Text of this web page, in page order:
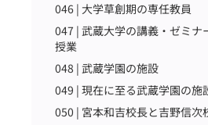
046 | 大学草創期の専任教員
047 | 武蔵大学の講義・ゼミナ
授業
048 | 武蔵学園の施設
049 | 現在に至る武蔵学園の施
050 | 宮本和吉校長と吉野信次